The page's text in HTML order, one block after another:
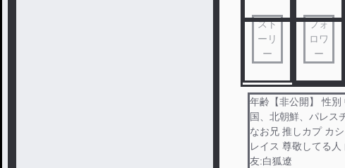
スト
ーリ
ー
フォ
ロワ
ー
年齢【非公開】 性
国、北朝鮮、パレス
なお兄 推しカプ カ
レイス 尊敬してる
友:白狐遼